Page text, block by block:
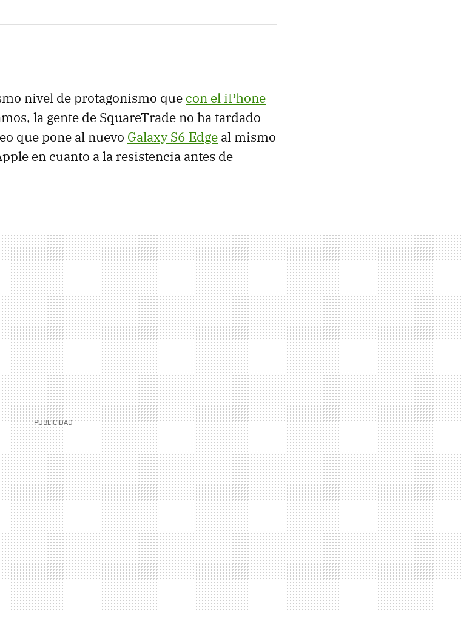
nivel de protagonismo que con el iPhone
la gente de SquareTrade no ha tardado
que pone al nuevo Galaxy S6 Edge al mismo
en cuanto a la resistencia antes de